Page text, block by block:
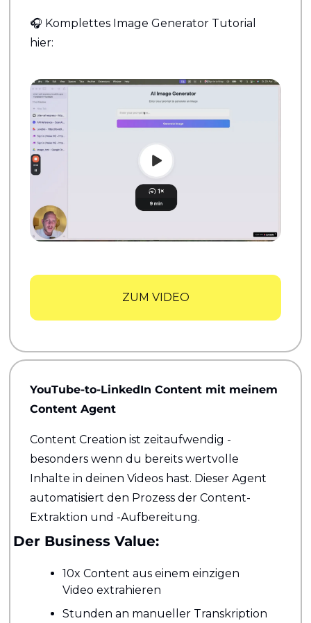
🎧 Komplettes Image Generator Tutorial
hier:
ZUM VIDEO
YouTube-to-LinkedIn Content mit meinem
Content Agent
Content Creation ist zeitaufwendig -
besonders wenn du bereits wertvolle
Inhalte in deinen Videos hast. Dieser Agent
automatisiert den Prozess der Content-
Extraktion und -Aufbereitung.
Der Business Value:
10x Content aus einem einzigen
Video extrahieren
Stunden an manueller Transkription